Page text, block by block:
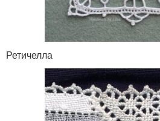
Ретичелла